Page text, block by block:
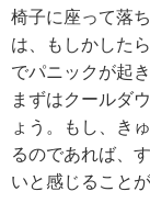
椅子に座って落
は、もしかした
でパニックが起
まずはクールダ
ょう。もし、き
るのであれば、
いと感じること